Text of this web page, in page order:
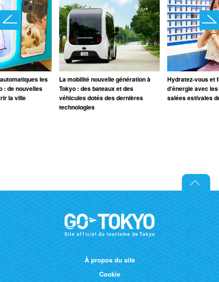
les
: de nouvelles
la ville
La mobilité nouvelle génération à
Tokyo : des bateaux et des
véhicules dotés des dernières
technologies
Hydratez-vous et
d’énergie avec
salées estivales
À propos du site
Cookie